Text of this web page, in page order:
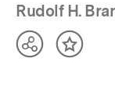
Rudolf H.
TeilenInhalt